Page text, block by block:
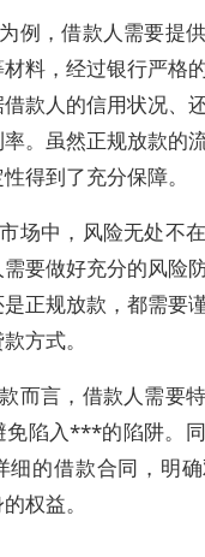
例，借款人需要提
料，经过银行严格
款人的信用状况、
。虽然正规放款的
得到了充分保障。
场中，风险无处不
要做好充分的风险
正规放款，都需要
方式。
而言，借款人需要
免陷入***的陷阱。
细的借款合同，明
权益。